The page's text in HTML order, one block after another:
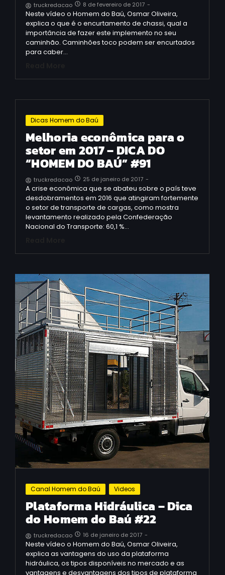
truckredacao 8 de fevereiro de 2017 -
Neste vídeo o Homem do Baú, Osmar Oliveira,
explica o que é o encurtamento de chassi, qual a
importância de fazer este implemento no seu
caminhão. Caminhões toco podem ser encurtados
para caber…
Dicas Homem do Baú
Melhoria econômica para o
setor em 2017 – DICA DO
“HOMEM DO BAÚ” #91
truckredacao 25 de janeiro de 2017 -
A crise econômica que se abateu sobre o país teve
desdobramentos em 2016 que atingiram fortemente
o setor de transporte de cargas, como mostra
levantamento realizado pela Confederação
Nacional do Transporte: 60,1 %…
Canal Homem do Baú Videos
Plataforma Hidráulica – Dica
do Homem do Baú #22
truckredacao 16 de janeiro de 2017 -
Neste vídeo o Homem do Baú, Osmar Oliveira,
explica as vantagens do uso da plataforma
hidráulica, os tipos disponíveis no mercado e as
vantagens e desvantagens dos tipos de plataforma